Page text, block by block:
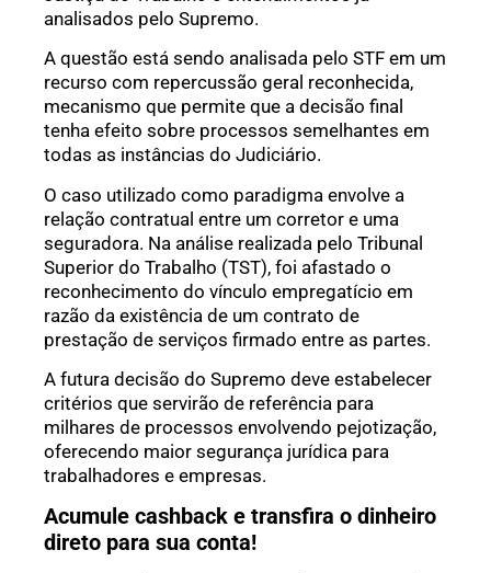
analisados pelo Supremo.
A questão está sendo analisada pelo STF em um
recurso com repercussão geral reconhecida,
mecanismo que permite que a decisão final
tenha efeito sobre processos semelhantes em
todas as instâncias do Judiciário.
O caso utilizado como paradigma envolve a
relação contratual entre um corretor e uma
seguradora. Na análise realizada pelo Tribunal
Superior do Trabalho (TST), foi afastado o
reconhecimento do vínculo empregatício em
razão da existência de um contrato de
prestação de serviços firmado entre as partes.
A futura decisão do Supremo deve estabelecer
critérios que servirão de referência para
milhares de processos envolvendo pejotização,
oferecendo maior segurança jurídica para
trabalhadores e empresas.
Acumule cashback e transfira o dinheiro
direto para sua conta!